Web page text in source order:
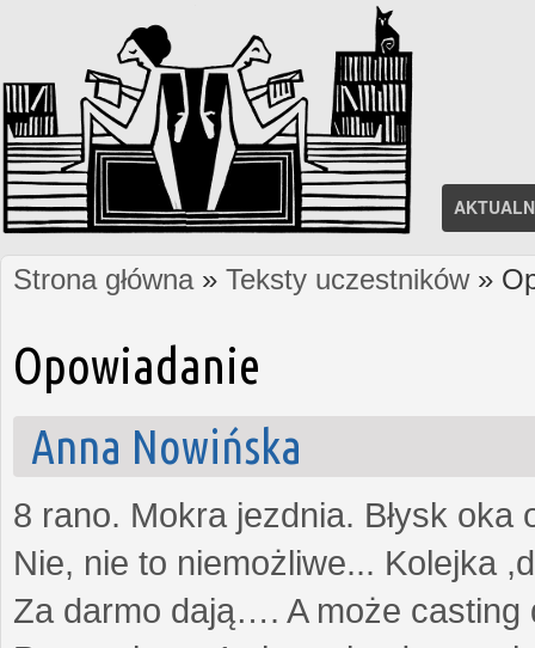
Jesteś tutaj
Strona główna» Teksty uczestników»
Opowiadanie
Anna Nowińska
8 rano. Mokra jezdnia. Błysk oka
Nie, nie to niemożliwe... Kolejka
Za darmo dają…. A może casting